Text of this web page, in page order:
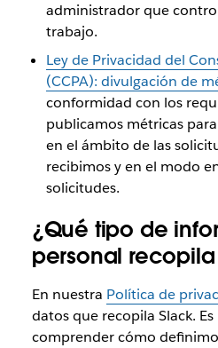
administrador que
trabajo.
Ley de Privacidad del
(CCPA): divulgación de
conformidad con los
publicamos métricas
en el ámbito de las
recibimos y en el modo
solicitudes.
¿Qué tipo de
personal recopila
En nuestra Política de
datos que recopila Slack.
comprender cómo